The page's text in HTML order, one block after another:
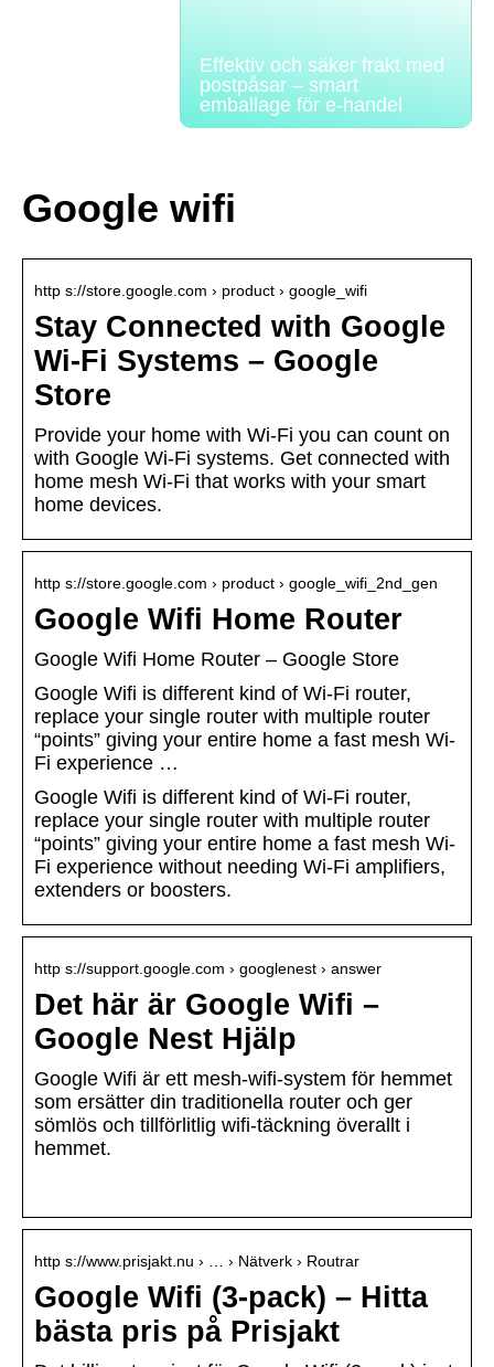
Effektiv och säker frakt med
postpåsar – smart
emballage för e-handel
Google wifi
http s://store.google.com › product › google_wifi
Stay Connected with Google
Wi-Fi Systems – Google
Store
Provide your home with Wi-Fi you can count on
with Google Wi-Fi systems. Get connected with
home mesh Wi-Fi that works with your smart
home devices.
http s://store.google.com › product › google_wifi_2nd_gen
Google Wifi Home Router
Google Wifi Home Router – Google Store
Google Wifi is different kind of Wi-Fi router,
replace your single router with multiple router
“points” giving your entire home a fast mesh Wi-
Fi experience …
Google Wifi is different kind of Wi-Fi router,
replace your single router with multiple router
“points” giving your entire home a fast mesh Wi-
Fi experience without needing Wi-Fi amplifiers,
extenders or boosters.
http s://support.google.com › googlenest › answer
Det här är Google Wifi –
Google Nest Hjälp
Google Wifi är ett mesh-wifi-system för hemmet
som ersätter din traditionella router och ger
sömlös och tillförlitlig wifi-täckning överallt i
hemmet.
http s://www.prisjakt.nu › … › Nätverk › Routrar
Google Wifi (3-pack) – Hitta
bästa pris på Prisjakt